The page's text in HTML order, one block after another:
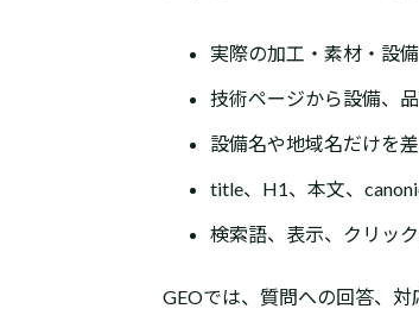
実際の加工・素材・設
技術ページから設備、
設備名や地域名だけを
title、H1、本文、
検索語、表示、クリッ
GEOでは、質問への回答、